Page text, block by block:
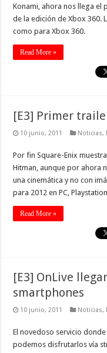
Konami, ahora nos llega el
de la edición de Xbox 360.
como para Xbox 360.
Read More »
[E3] Primer
10 junio, 2011 Noticias,
Por fin Square-Enix
Hitman, aunque por ahora
una cinemática y no con
para 2012 en PC,
Read More »
[E3] OnLive
smartphones
10 junio, 2011 Noticias,
El novedoso servicio
podemos disfrutarlos vía